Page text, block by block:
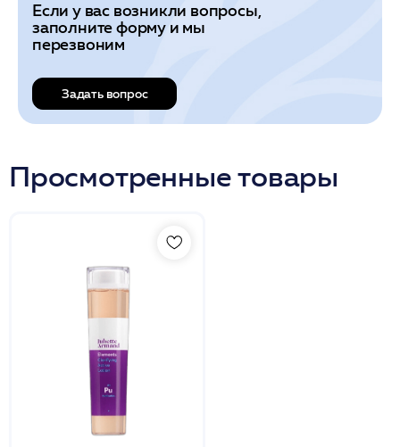
Если у вас возникли вопросы,
заполните форму и мы
перезвоним
Задать вопрос
Просмотренные товары